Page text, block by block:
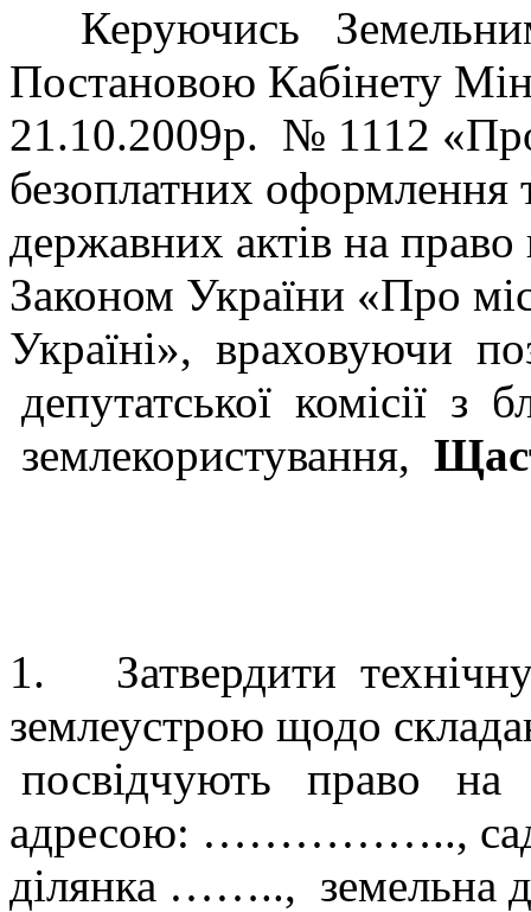
Керуючись
Постановою Кабінету
21.10.2009р. № 1112
безоплатних оформлення
державних актів на право
Законом України «Про
Україні», враховуючи
депутатської комісії з
землекористування,
1. Затвердити
землеустрою щодо
посвідчують право
адресою: ……………..,
ділянка …….., земельна